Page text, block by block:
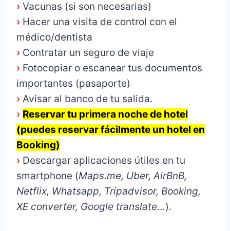
› Vacunas (si son necesarias)
› Hacer una visita de control con el
médico/dentista
› Contratar un seguro de viaje
› Fotocopiar o escanear tus documentos
importantes (pasaporte)
› Avisar al banco de tu salida.
› Reservar tu primera noche de hotel
(puedes reservar fácilmente un hotel en
Booking)
› Descargar aplicaciones útiles en tu
smartphone (Maps.me, Uber, AirBnB,
Netflix, Whatsapp, Tripadvisor, Booking,
XE converter, Google translate…).